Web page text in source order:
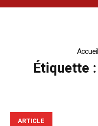
Accueil
Étiquette :
ARTICLE